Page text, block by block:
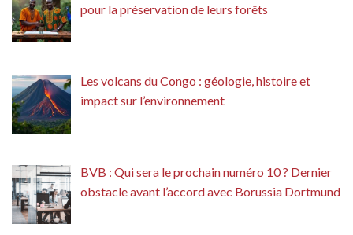
pour la préservation de leurs forêts
Les volcans du Congo : géologie, histoire et
impact sur l’environnement
BVB : Qui sera le prochain numéro 10 ? Dernier
obstacle avant l’accord avec Borussia Dortmund